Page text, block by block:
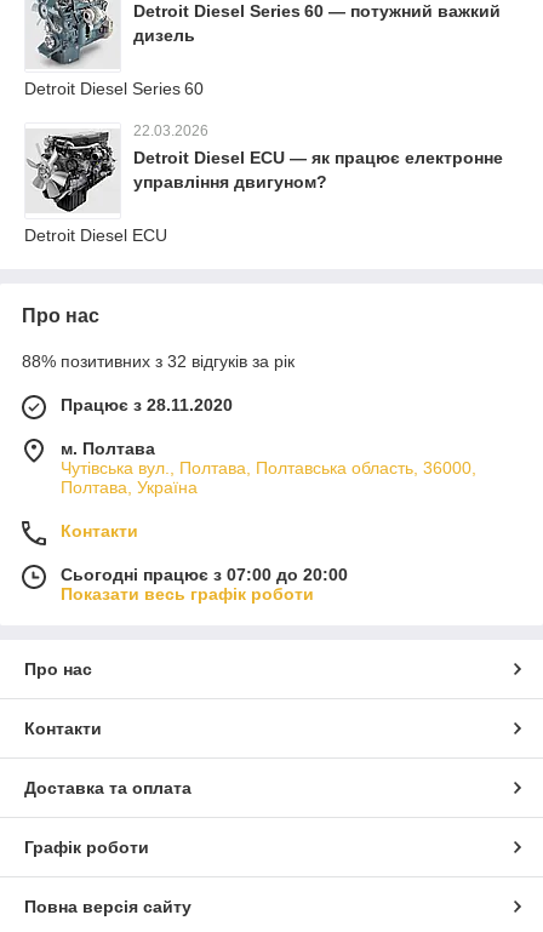
Detroit Diesel Series 60 — потужний важкий
дизель
Detroit Diesel Series 60
22.03.2026
Detroit Diesel ECU — як працює електронне
управління двигуном?
Detroit Diesel ECU
Про нас
88% позитивних з 32 відгуків за рік
Працює з 28.11.2020
м. Полтава
Чутівська вул., Полтава, Полтавська область, 36000,
Полтава, Україна
Контакти
Сьогодні працює з 07:00 до 20:00
Показати весь графік роботи
Про нас
Контакти
Доставка та оплата
Графік роботи
Повна версія сайту